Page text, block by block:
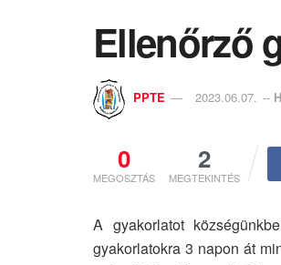
Ellenőrző
PPTE 2023.06.07. --
0
MEGOSZTÁS
2
MEGTEKINTÉS
A gyakorlatot
gyakorlatokra 3 napon át